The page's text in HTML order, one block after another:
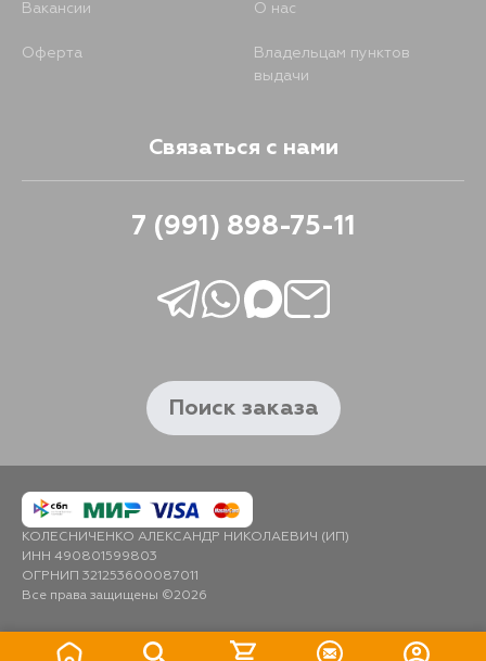
Вакансии О нас
Оферта
Владельцам пунктов
выдачи
Связаться с нами
7 (991) 898-75-11
Поиск заказа
КОЛЕСНИЧЕНКО АЛЕКСАНДР НИКОЛАЕВИЧ (ИП)
ИНН 490801599803
ОГРНИП 321253600087011
Все права защищены ©2026